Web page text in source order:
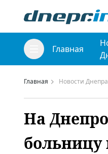
Главная
Главная Новости Днепра
На
больницу